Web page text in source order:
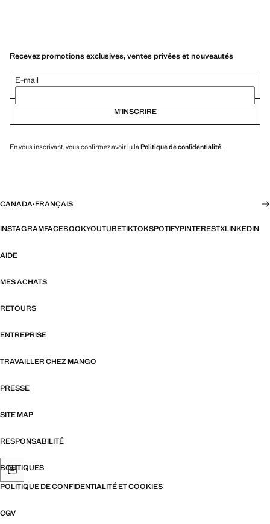
Recevez promotions exclusives, ventes privées et nouveautés
E-mail
M’INSCRIRE
En vous inscrivant, vous confirmez avoir lu la Politique de confidentialité.
CANADA·FRANÇAIS
INSTAGRAMFACEBOOKYOUTUBETIKTOKSPOTIFYPINTERESTXLINKEDIN
AIDE
MES ACHATS
RETOURS
ENTREPRISE
TRAVAILLER CHEZ MANGO
PRESSE
SITE MAP
RESPONSABILITÉ
BOUTIQUES
POLITIQUE DE CONFIDENTIALITÉ ET COOKIES
CGV